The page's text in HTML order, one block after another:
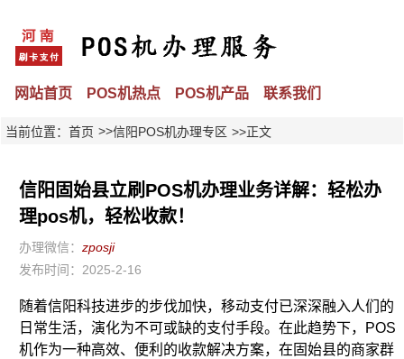
网站首页 POS机热点 POS机产品 联系我们
当前位置： 首页 >>信阳POS机办理专区 >>正文
信阳固始县立刷POS机办理业务详解：轻松办
理pos机，轻松收款！
办理微信： zposji
发布时间：2025-2-16
随着信阳科技进步的步伐加快，移动支付已深深融入人们的
日常生活，演化为不可或缺的支付手段。在此趋势下，POS
机作为一种高效、便利的收款解决方案，在固始县的商家群